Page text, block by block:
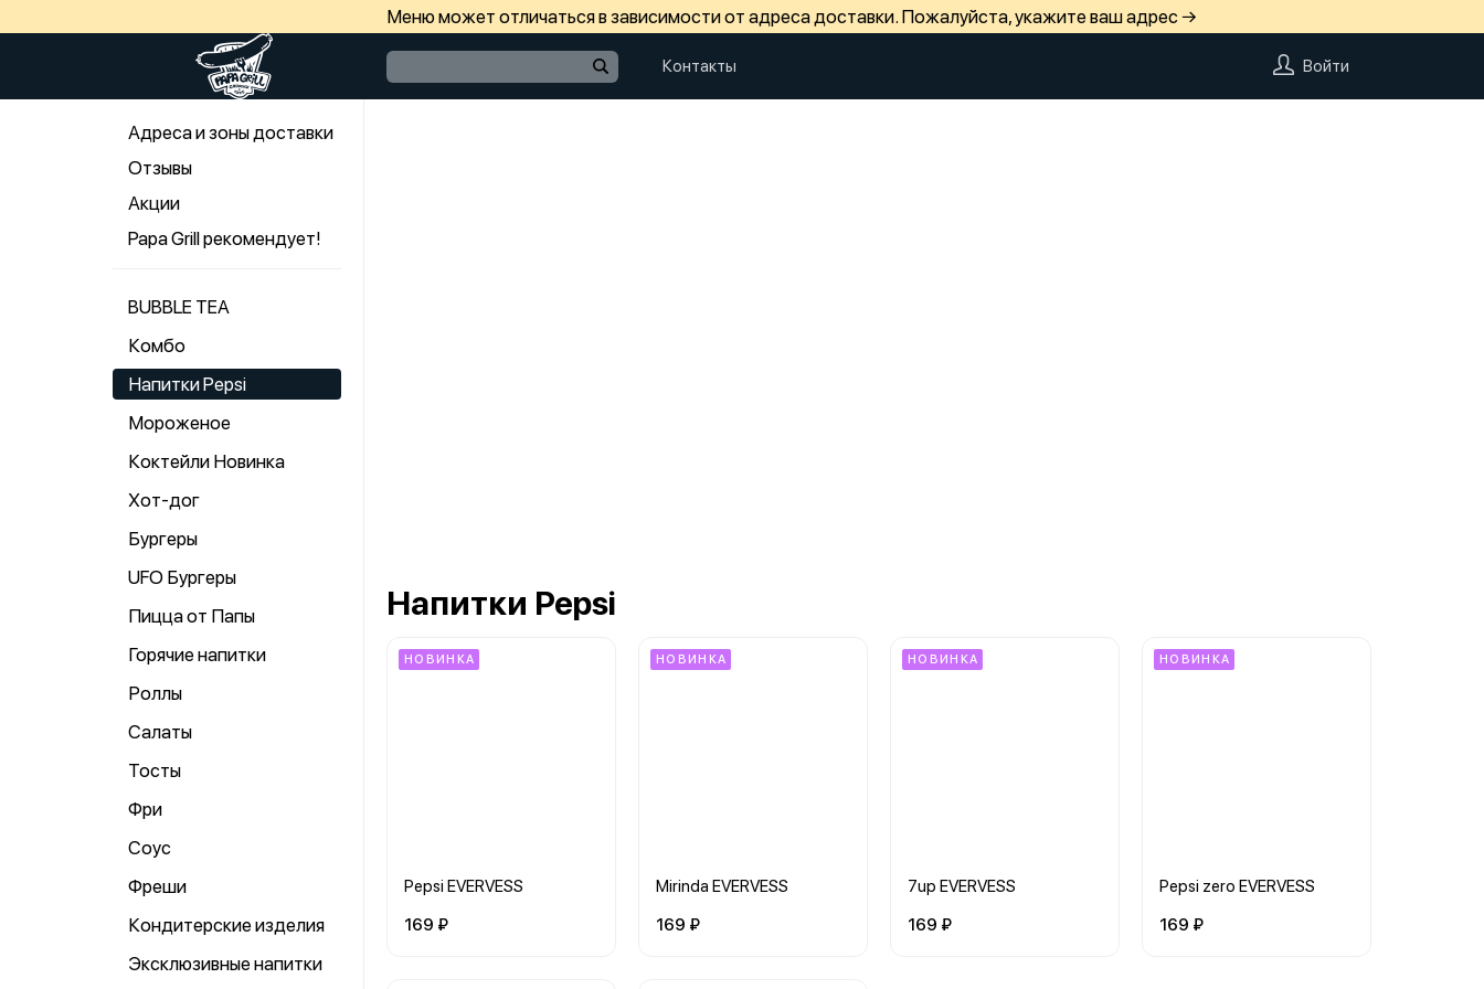
Меню может отличаться в зависимости от адреса доставки. Пожалуйста, укажите ваш адрес →
Контакты Войти
Адреса и зоны доставки
Отзывы
Акции
Papa Grill рекомендует!
BUBBLE TEA
Комбо
Напитки Pepsi
Мороженое
Коктейли Новинка
Хот-дог
Бургеры
UFO Бургеры
Пицца от Папы
Горячие напитки
Роллы
Салаты
Тосты
Фри
Соус
Фреши
Кондитерские изделия
Эксклюзивные напитки
Напитки Pepsi
НОВИНКА
Pepsi EVERVESS
169 ₽
НОВИНКА
Mirinda EVERVESS
169 ₽
НОВИНКА
7up EVERVESS
169 ₽
НОВИНКА
Pepsi zero EVERVESS
169 ₽